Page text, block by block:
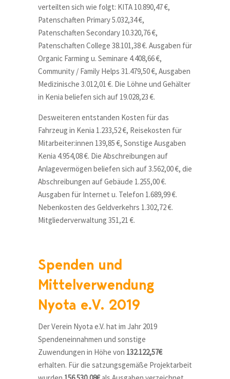
verteilten sich wie folgt: KITA 10.890,47 €,
Patenschaften Primary 5.032,34 €,
Patenschaften Secondary 10.320,76 €,
Patenschaften College 38.101,38 €. Ausgaben für
Organic Farming u. Seminare 4.408,66 €,
Community / Family Helps 31.479,50 €, Ausgaben
Medizinische 3.012,01 €. Die Löhne und Gehälter
in Kenia beliefen sich auf 19.028,23 €.
Desweiteren entstanden Kosten für das
Fahrzeug in Kenia 1.233,52 €, Reisekosten für
Mitarbeiter:innen 139,85 €, Sonstige Ausgaben
Kenia 4.954,08 €. Die Abschreibungen auf
Anlagevermögen beliefen sich auf 3.562,00 €, die
Abschreibungen auf Gebäude 1.255,00 €.
Ausgaben für Internet u. Telefon 1.689,99 €.
Nebenkosten des Geldverkehrs 1.302,72 €.
Mitgliederverwaltung 351,21 €.
Spenden und
Mittelverwendung
Nyota e.V. 2019
Der Verein Nyota e.V. hat im Jahr 2019
Spendeneinnahmen und sonstige
Zuwendungen in Höhe von 132.122,57€
erhalten. Für die satzungsgemäße Projektarbeit